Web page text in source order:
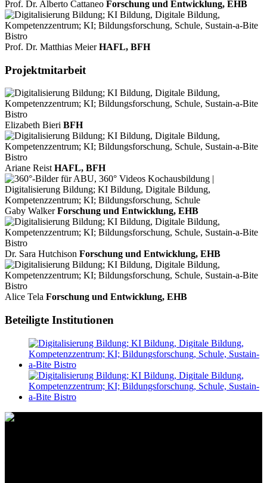
Prof. Dr. Alberto Cattaneo Forschung und Entwicklung, EHB
Prof. Dr. Matthias Meier HAFL, BFH
Projektmitarbeit
Elizabeth Bieri BFH
Ariane Reist HAFL, BFH
Gaby Walker Forschung und Entwicklung, EHB
Dr. Sara Hutchison Forschung und Entwicklung, EHB
Alice Tela Forschung und Entwicklung, EHB
Beteiligte Institutionen